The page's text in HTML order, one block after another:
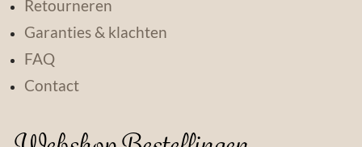
Retourneren
Garanties & klachten
FAQ
Contact